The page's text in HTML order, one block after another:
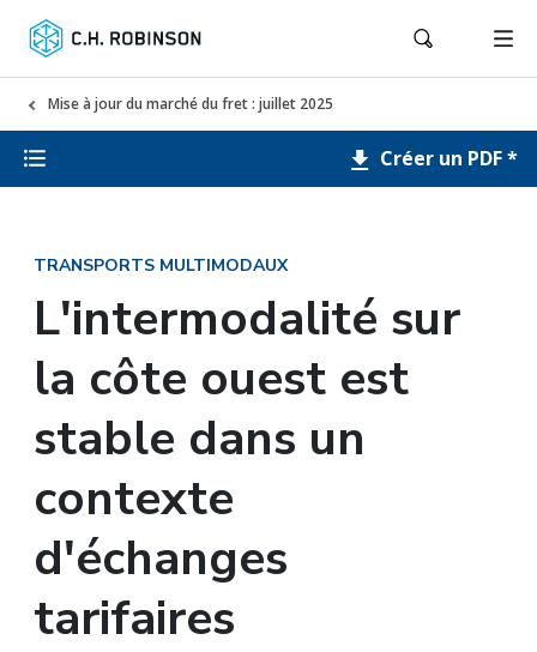
Mise à jour du marché du fret : juillet 2025
Créer un PDF *
TRANSPORTS MULTIMODAUX
L'intermodalité sur
la côte ouest est
stable dans un
contexte
d'échanges
tarifaires